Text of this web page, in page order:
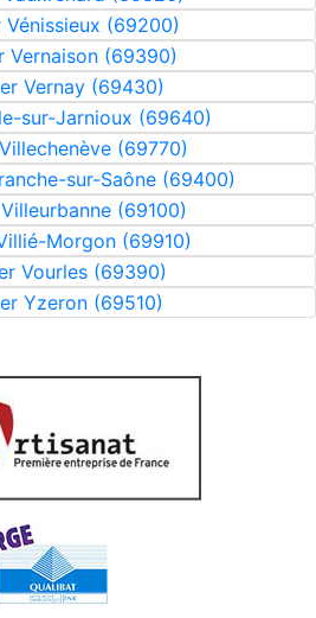
Vénissieux (69200)
Vernaison (69390)
Vernay (69430)
sur-Jarnioux (69640)
(69770)
sur-Saône (69400)
(69100)
Morgon (69910)
Vourles (69390)
Yzeron (69510)